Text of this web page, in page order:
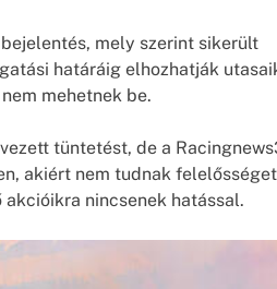
mely szerint sikerült
határáig elhozhatják
mehetnek be.
tüntetést, de a
akiért nem tudnak
nincsenek hatással.